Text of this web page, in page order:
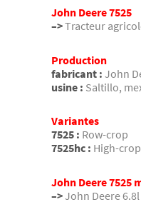
John Deere 7525
–>Tracteur
Production
fabricant : John
usine : Saltillo,
Variantes
7525 : Row-crop
7525hc : High-crop
John Deere 7525
–>John Deere